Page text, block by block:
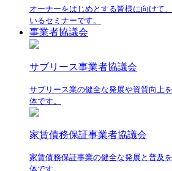
オーナーをはじめとする皆様に向けて
いるセミナーです。
事業者協議会
サブリース事業者協議会
サブリース業の健全な発展や資質向上
体です。
家賃債務保証事業者協議会
家賃債務保証事業の健全な発展と普及
体です。